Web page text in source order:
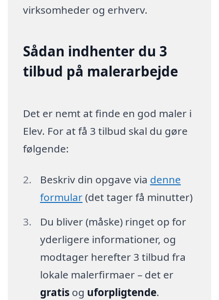
virksomheder og erhverv.
Sådan indhenter du 3
tilbud på malerarbejde
Det er nemt at finde en god maler i
Elev. For at få 3 tilbud skal du gøre
følgende:
Beskriv din opgave via denne
formular(det tager få minutter)
Du bliver (måske) ringet op for
yderligere informationer, og
modtager herefter 3 tilbud fra
lokale malerfirmaer – det er
gratisog uforpligtende.